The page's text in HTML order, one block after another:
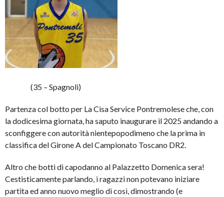
(35 – Spagnoli)
Partenza col botto per La Cisa Service Pontremolese che, con
la dodicesima giornata, ha saputo inaugurare il 2025 andando a
sconfiggere con autorità nientepopodimeno che la prima in
classifica del Girone A del Campionato Toscano DR2.
Altro che botti di capodanno al Palazzetto Domenica sera!
Cestisticamente parlando, i ragazzi non potevano iniziare
partita ed anno nuovo meglio di così, dimostrando (e